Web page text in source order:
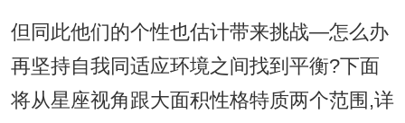
但同此他们的个性也估计带来挑战—怎么办
再坚持自我同适应环境之间找到平衡?下面
将从星座视角跟大面积性格特质两个范围,详